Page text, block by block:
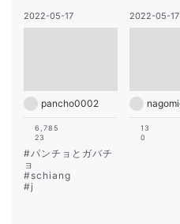
2022-05-17
pancho0002
6,785
23
#パンチョとガバチ
ョ
#schiang
#j
2022-05-17
13
0